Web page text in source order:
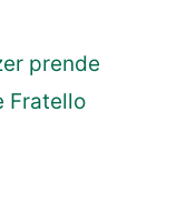
prende
Fratello